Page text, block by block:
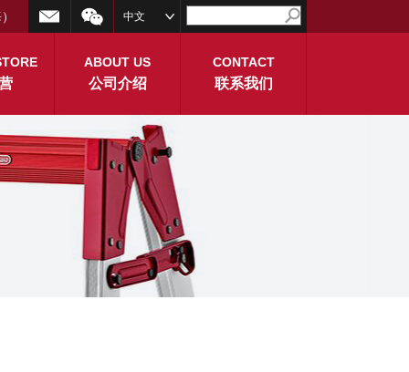
中文
ABOUT US
公司介绍
CONTACT
联系我们